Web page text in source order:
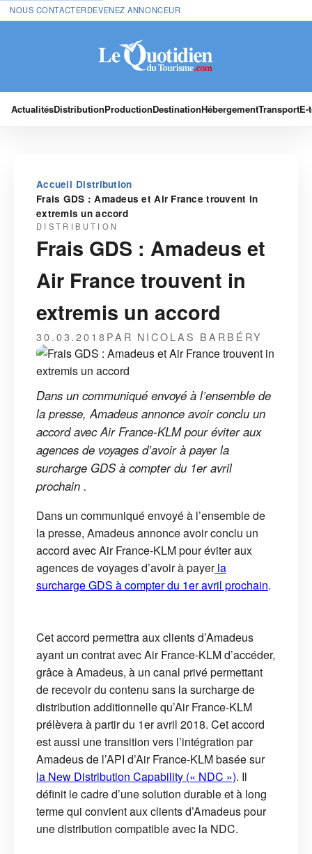
NOUS CONTACTERDEVENEZ ANNONCEUR
ActualitésDistributionProductionDestinationHébergementTransport
Accueil›Distribution›
Frais GDS : Amadeus et Air France trouvent in
extremis un accord
DISTRIBUTION
Frais GDS : Amadeus et
Air France trouvent in
extremis un accord
30.03.2018PAR NICOLAS BARBÉRY
Dans un communiqué envoyé à l’ensemble de
la presse, Amadeus annonce avoir conclu un
accord avec Air France-KLM pour éviter aux
agences de voyages d’avoir à payer la
surcharge GDS à compter du 1er avril
prochain .
Dans un communiqué envoyé à l’ensemble de
la presse, Amadeus annonce avoir conclu un
accord avec Air France-KLM pour éviter aux
agences de voyages d’avoir à payerla
surcharge GDS à compter du 1er avril prochain.
Cet accord permettra aux clients d’Amadeus
ayant un contrat avec Air France-KLM d’accéder,
grâce à Amadeus, à un canal privé permettant
de recevoir du contenu sans la surcharge de
distribution additionnelle qu’Air France-KLM
prélèvera à partir du 1er avril 2018. Cet accord
est aussi une transition vers l’intégration par
Amadeus de l’API d’Air France-KLM basée sur
la New Distribution Capability (« NDC »). Il
définit le cadre d’une solution durable et à long
terme qui convient aux clients d’Amadeus pour
une distribution compatible avec la NDC.